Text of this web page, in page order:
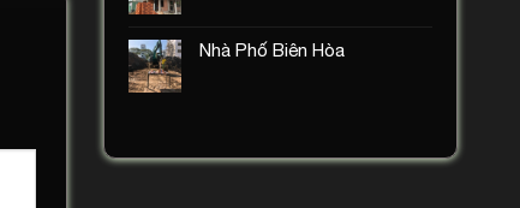
Nhà Phố Biên Hòa